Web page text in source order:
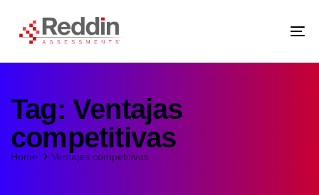
primary
navigation
content
Tag: Ventajas
competitivas
Home Ventajas competitivas